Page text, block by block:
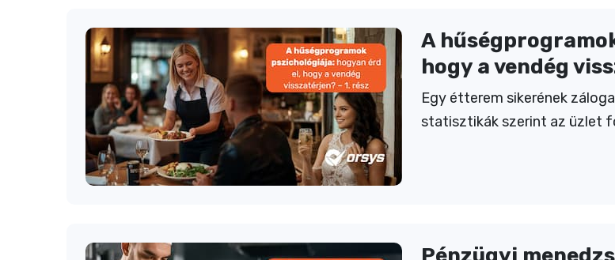
A
hogy a vendég
Egy étterem sikerének
statisztikák szerint az üzlet